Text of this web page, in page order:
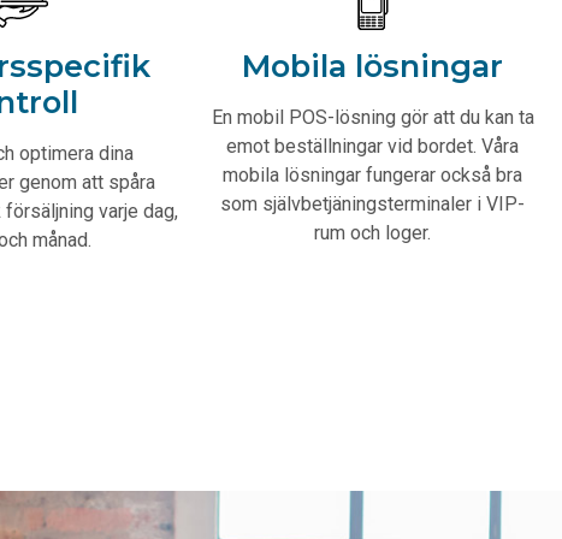
optimera dina
genom att spåra
varje dag,
månad.
Mobila lösningar
En mobil POS-lösning gör att du kan ta
emot beställningar vid bordet. Våra
mobila lösningar fungerar också bra
som självbetjäningsterminaler i VIP-
rum och loger.